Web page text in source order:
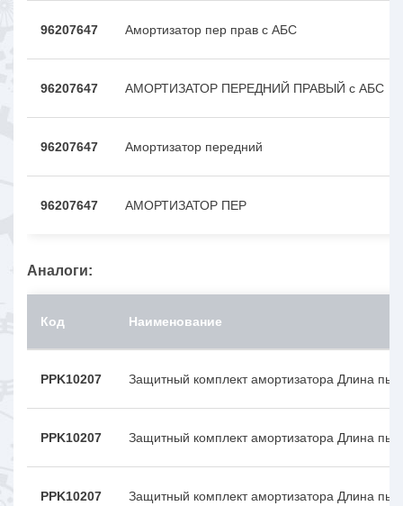
96207647 Амортизатор пер прав с АБС
96207647 АМОРТИЗАТОР ПЕРЕДНИЙ ПРАВЫЙ с АБС
96207647 Амортизатор передний
96207647 АМОРТИЗАТОР ПЕР
Аналоги:
Код Наименование
PPK10207 Защитный комплект амортизатора Длина пыл
PPK10207 Защитный комплект амортизатора Длина пыл
PPK10207 Защитный комплект амортизатора Длина пыл